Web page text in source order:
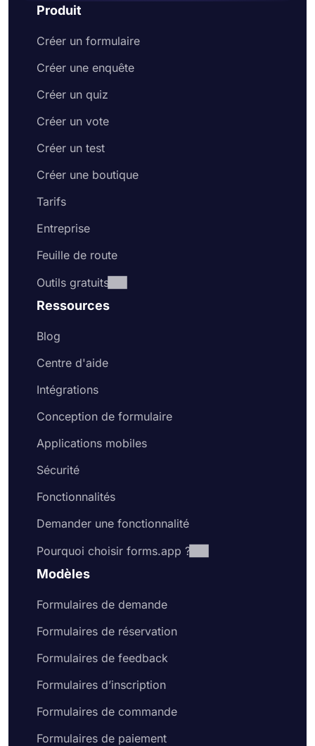
formulaire pour le rendre plus attrayant pour
Partagez votre bon de commande sur les
réseaux sociaux ou intégrez-le sur votre site
Profitez de recevoir les commandes des
Produit
Créer un formulaire
Créer une enquête
Créer un quiz
Créer un vote
Créer un test
Créer une boutique
Tarifs
Entreprise
Feuille de route
Outils gratuits
Ressources
Blog
Centre d'aide
Intégrations
Conception de formulaire
Applications mobiles
Sécurité
Fonctionnalités
Demander une fonctionnalité
Pourquoi choisir forms.app ?
Modèles
Formulaires de demande
Formulaires de réservation
Formulaires de feedback
Formulaires d’inscription
Formulaires de commande
Formulaires de paiement